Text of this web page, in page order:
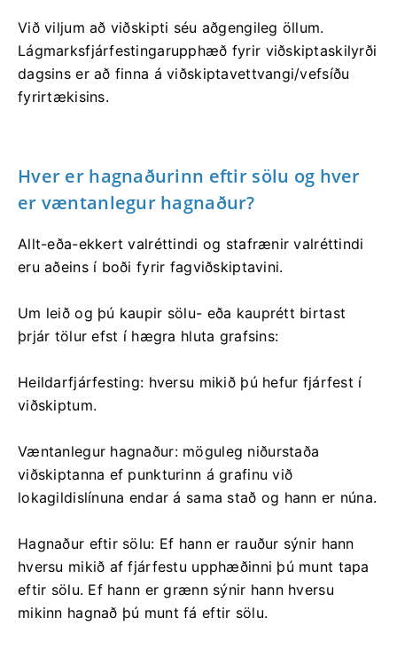
Við viljum að viðskipti séu aðgengileg öllum.
Lágmarksfjárfestingarupphæð fyrir viðskiptaskilyrði
dagsins er að finna á viðskiptavettvangi/vefsíðu
fyrirtækisins.
Hver er hagnaðurinn eftir sölu og hver
er væntanlegur hagnaður?
Allt-eða-ekkert valréttindi og stafrænir valréttindi
eru aðeins í boði fyrir fagviðskiptavini.
Um leið og þú kaupir sölu- eða kauprétt birtast
þrjár tölur efst í hægra hluta grafsins:
Heildarfjárfesting: hversu mikið þú hefur fjárfest í
viðskiptum.
Væntanlegur hagnaður: möguleg niðurstaða
viðskiptanna ef punkturinn á grafinu við
lokagildislínuna endar á sama stað og hann er núna.
Hagnaður eftir sölu: Ef hann er rauður sýnir hann
hversu mikið af fjárfestu upphæðinni þú munt tapa
eftir sölu. Ef hann er grænn sýnir hann hversu
mikinn hagnað þú munt fá eftir sölu.